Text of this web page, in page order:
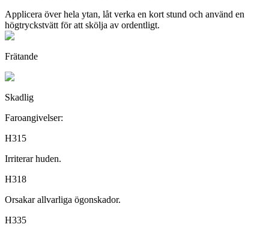
Applicera över hela ytan, låt verka en kort stund och använd en
högtryckstvätt för att skölja av ordentligt.
Frätande
Skadlig
Faroangivelser:
H315
Irriterar huden.
H318
Orsakar allvarliga ögonskador.
H335